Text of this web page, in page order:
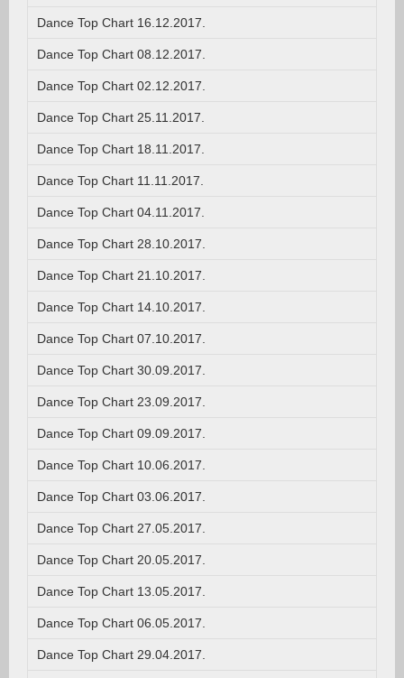
Dance Top Chart 16.12.2017.
Dance Top Chart 08.12.2017.
Dance Top Chart 02.12.2017.
Dance Top Chart 25.11.2017.
Dance Top Chart 18.11.2017.
Dance Top Chart 11.11.2017.
Dance Top Chart 04.11.2017.
Dance Top Chart 28.10.2017.
Dance Top Chart 21.10.2017.
Dance Top Chart 14.10.2017.
Dance Top Chart 07.10.2017.
Dance Top Chart 30.09.2017.
Dance Top Chart 23.09.2017.
Dance Top Chart 09.09.2017.
Dance Top Chart 10.06.2017.
Dance Top Chart 03.06.2017.
Dance Top Chart 27.05.2017.
Dance Top Chart 20.05.2017.
Dance Top Chart 13.05.2017.
Dance Top Chart 06.05.2017.
Dance Top Chart 29.04.2017.